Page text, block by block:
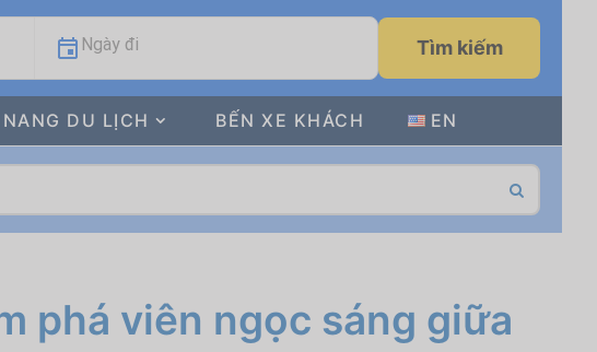
Ngày đi Tìm kiếm
DU LỊCH BẾN XE KHÁCH EN
phá viên ngọc sáng giữa